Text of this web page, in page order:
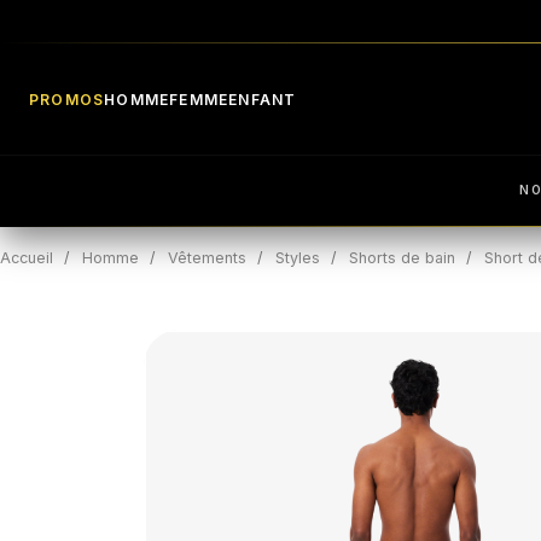
PROMOSHOMMEFEMMEENFANT
Accueil Homme Vêtements Styles Shorts de bain Short